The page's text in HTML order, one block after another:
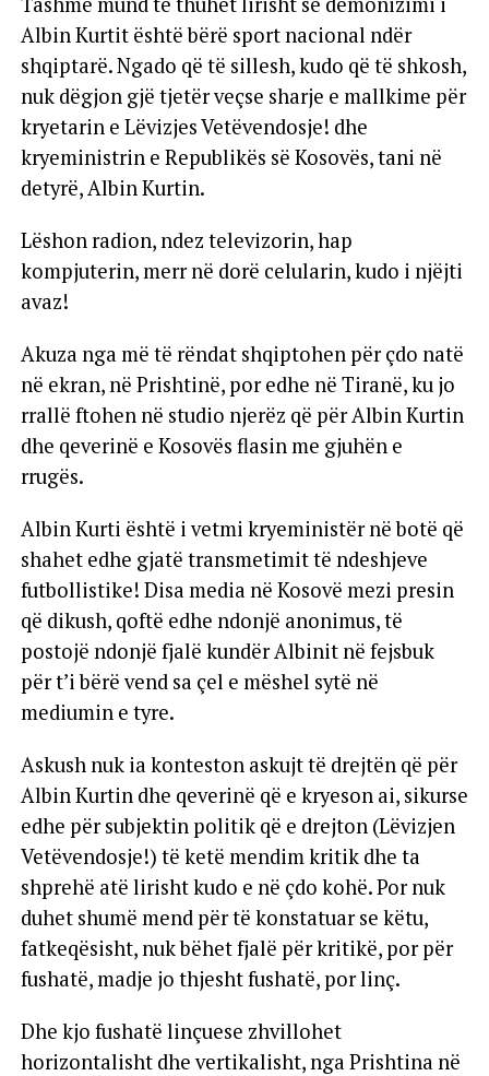
Albin Kurtit është bërë sport nacional ndër
shqiptarë. Ngado që të sillesh, kudo që të shkosh,
nuk dëgjon gjë tjetër veçse sharje e mallkime për
kryetarin e Lëvizjes Vetëvendosje! dhe
kryeministrin e Republikës së Kosovës, tani në
detyrë, Albin Kurtin.
Lëshon radion, ndez televizorin, hap
kompjuterin, merr në dorë celularin, kudo i njëjti
avaz!
Akuza nga më të rëndat shqiptohen për çdo natë
në ekran, në Prishtinë, por edhe në Tiranë, ku jo
rrallë ftohen në studio njerëz që për Albin Kurtin
dhe qeverinë e Kosovës flasin me gjuhën e
rrugës.
Albin Kurti është i vetmi kryeministër në botë që
shahet edhe gjatë transmetimit të ndeshjeve
futbollistike! Disa media në Kosovë mezi presin
që dikush, qoftë edhe ndonjë anonimus, të
postojë ndonjë fjalë kundër Albinit në fejsbuk
për t’i bërë vend sa çel e mëshel sytë në
mediumin e tyre.
Askush nuk ia konteston askujt të drejtën që për
Albin Kurtin dhe qeverinë që e kryeson ai, sikurse
edhe për subjektin politik që e drejton (Lëvizjen
Vetëvendosje!) të ketë mendim kritik dhe ta
shprehë atë lirisht kudo e në çdo kohë. Por nuk
duhet shumë mend për të konstatuar se këtu,
fatkeqësisht, nuk bëhet fjalë për kritikë, por për
fushatë, madje jo thjesht fushatë, por linç.
Dhe kjo fushatë linçuese zhvillohet
horizontalisht dhe vertikalisht, nga Prishtina në